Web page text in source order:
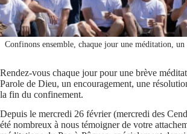
Confinons ensemble, chaque jour une méditation, un
Rendez-vous chaque jour pour une brève
Parole de Dieu, un encouragement, une
la fin du confinement.
Depuis le mercredi 26 février (mercredi des
été nombreux à nous témoigner de votre